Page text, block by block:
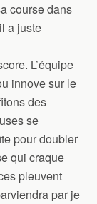
course dans
a juste
L’équipe
innove sur le
des
se
pour doubler
qui craque
pleuvent
par je